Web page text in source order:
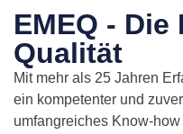
EMEQ -
Qualität
Mit mehr als 25 Jahren
ein kompetenter und
umfangreiches Know-